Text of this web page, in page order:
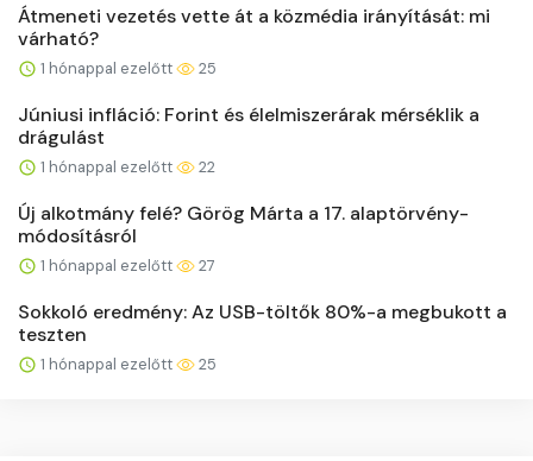
Átmeneti vezetés vette át a közmédia irányítását: mi
várható?
1 hónappal ezelőtt 25
Júniusi infláció: Forint és élelmiszerárak mérséklik a
drágulást
1 hónappal ezelőtt 22
Új alkotmány felé? Görög Márta a 17. alaptörvény-
módosításról
1 hónappal ezelőtt 27
Sokkoló eredmény: Az USB-töltők 80%-a megbukott a
teszten
1 hónappal ezelőtt 25